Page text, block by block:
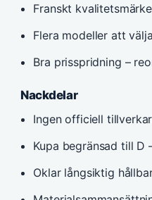
Franskt
Flera modeller att
Bra prisspridning –
Nackdelar
Ingen officiell
Kupa begränsad till
Oklar långsiktig